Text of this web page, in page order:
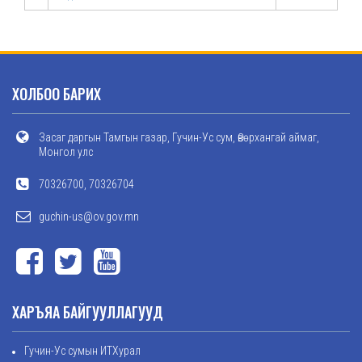
ХОЛБОО БАРИХ
Засаг даргын Тамгын газар, Гучин-Ус сум, Өвөрхангай аймаг,
Монгол улс
70326700, 70326704
guchin-us@ov.gov.mn
ХАРЪЯА БАЙГУУЛЛАГУУД
Гучин-Ус сумын ИТХурал